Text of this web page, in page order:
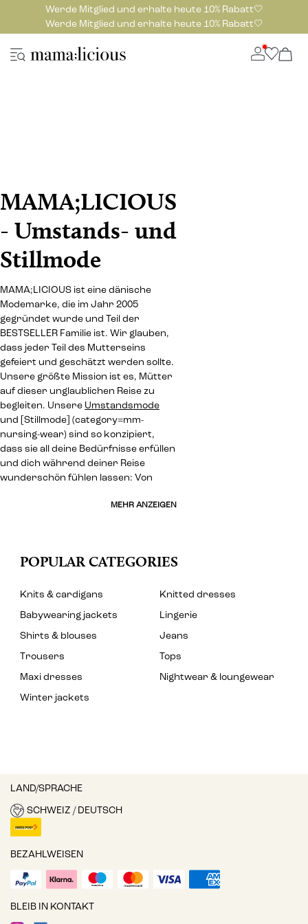
Werde Mitglied und erhalte heute 10% Rabatt🤍
Werde Mitglied und erhalte heute 10% Rabatt🤍
MAMA;LICIOUS
- Umstands- und
Stillmode
MAMA;LICIOUS ist eine dänische
Modemarke, die im Jahr 2005
gegründet wurde und Teil der
BESTSELLER Familie ist. Wir glauben,
dass jeder Teil des Mutterseins
gefeiert und geschätzt werden sollte.
Unsere größte Mission ist es, Mütter
auf dieser unglaublichen Reise zu
begleiten. Unsere Umstandsmode
und [Stillmode] (category=mm-
nursing-wear) sind so konzipiert,
dass sie all deine Bedürfnisse erfüllen
und dich während deiner Reise
wunderschön fühlen lassen: Von
MEHR ANZEIGEN
POPULAR CATEGORIES
Knits & cardigans
Knitted dresses
Babywearing jackets
Lingerie
Shirts & blouses
Jeans
Trousers
Tops
Maxi dresses
Nightwear & loungewear
Winter jackets
LAND/SPRACHE
SCHWEIZ / DEUTSCH
BEZAHLWEISEN
BLEIB IN KONTAKT